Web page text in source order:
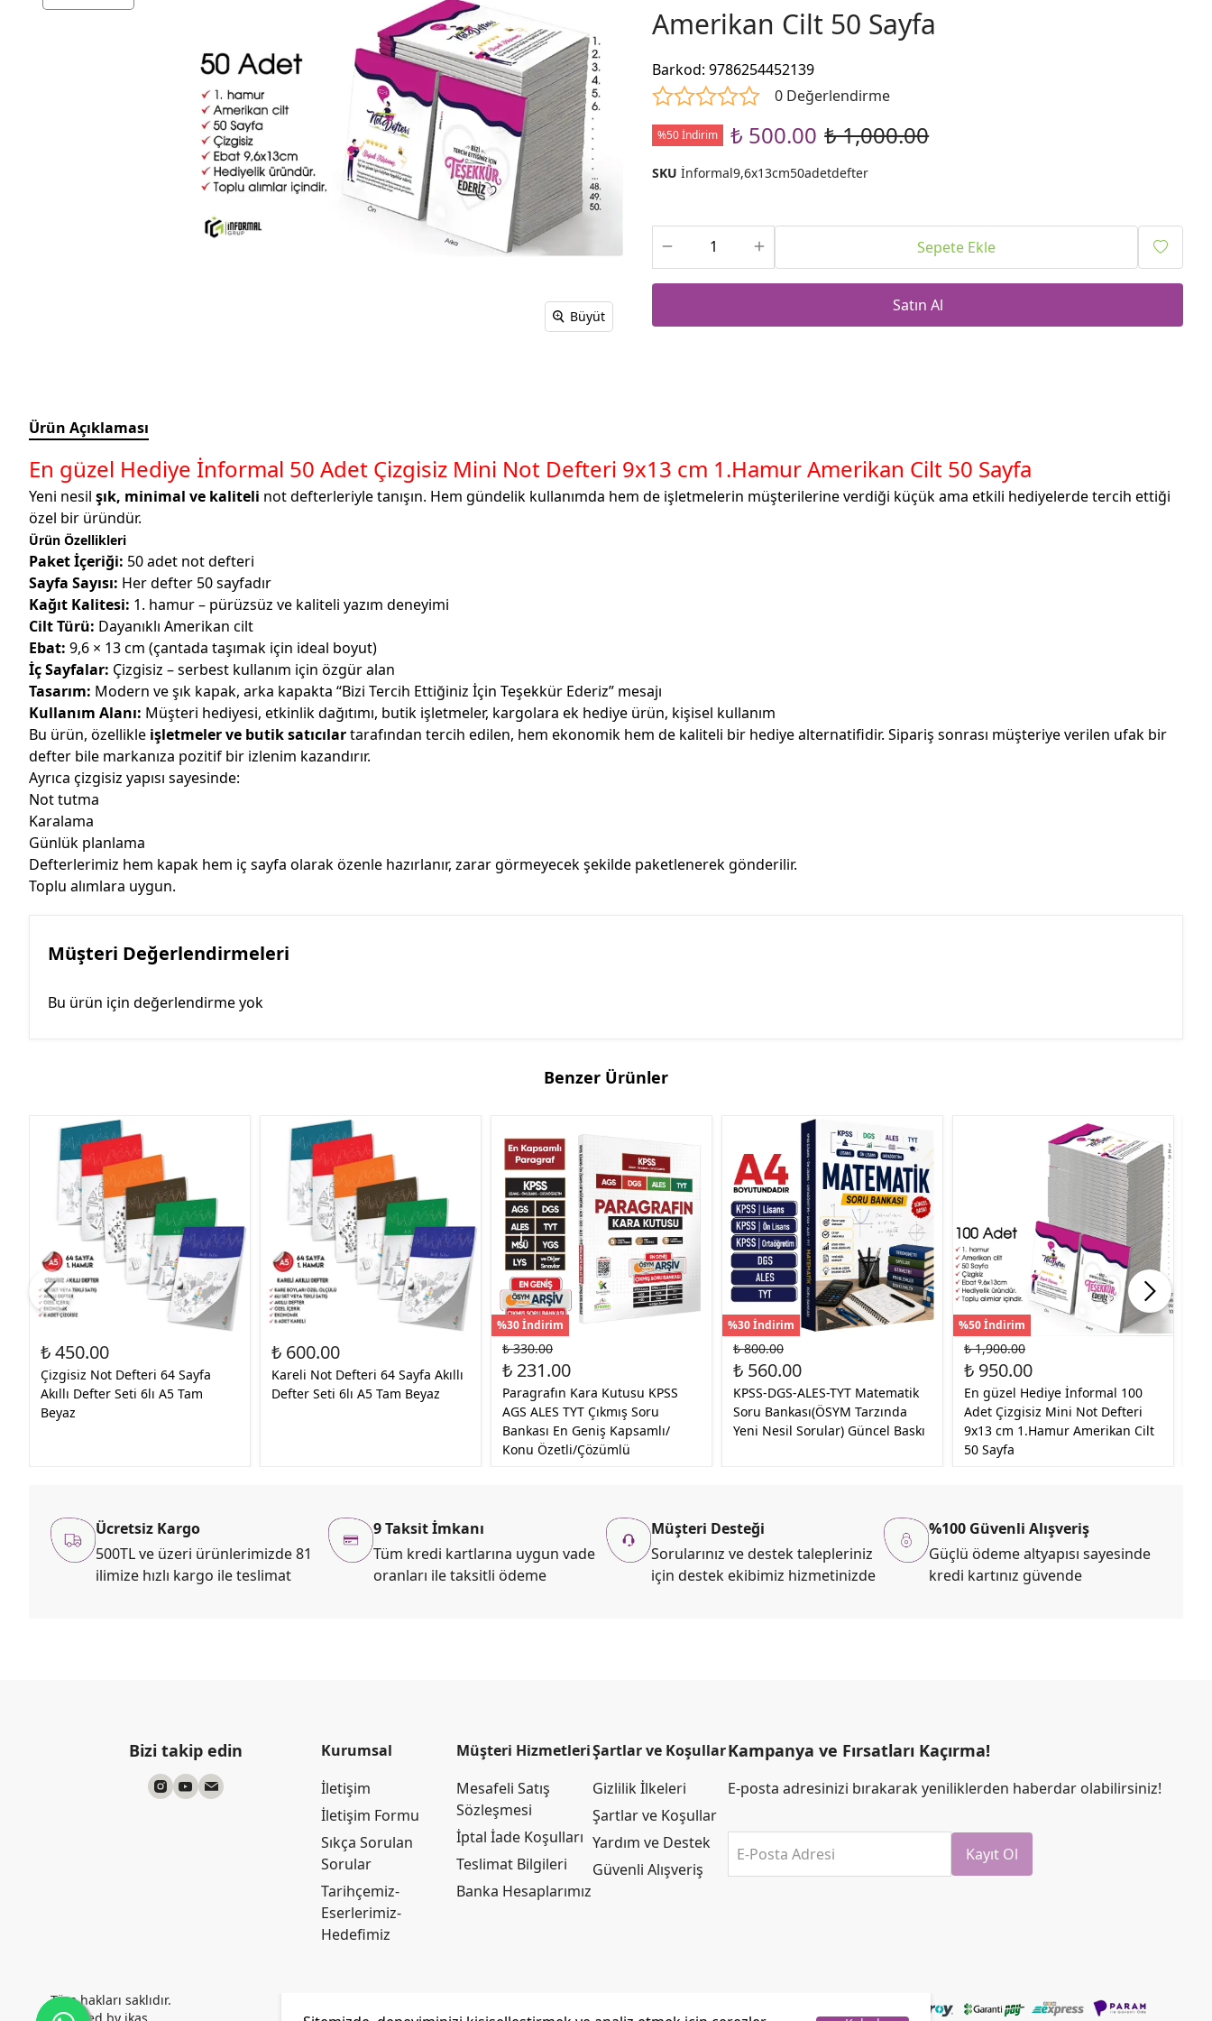
Büyüt
Amerikan Cilt 50 Sayfa
Barkod:9786254452139
0 Değerlendirme
%50 İndirim ₺ 500.00 ₺ 1,000.00
SKU İnformal9,6x13cm50adetdefter
Sepete Ekle
Satın Al
Ürün Açıklaması
En güzel Hediye İnformal 50 Adet Çizgisiz Mini Not Defteri 9x13 cm 1.Hamur Amerikan Cilt 50 Sayfa
Yeni nesil şık, minimal ve kaliteli not defterleriyle tanışın. Hem gündelik kullanımda hem de işletmelerin müşterilerine verdiği küçük ama etkili hediyelerde tercih ettiği
özel bir üründür.
Ürün Özellikleri
Paket İçeriği: 50 adet not defteri
Sayfa Sayısı: Her defter 50 sayfadır
Kağıt Kalitesi: 1. hamur – pürüzsüz ve kaliteli yazım deneyimi
Cilt Türü: Dayanıklı Amerikan cilt
Ebat: 9,6 × 13 cm (çantada taşımak için ideal boyut)
İç Sayfalar: Çizgisiz – serbest kullanım için özgür alan
Tasarım: Modern ve şık kapak, arka kapakta “Bizi Tercih Ettiğiniz İçin Teşekkür Ederiz” mesajı
Kullanım Alanı: Müşteri hediyesi, etkinlik dağıtımı, butik işletmeler, kargolara ek hediye ürün, kişisel kullanım
Bu ürün, özellikle işletmeler ve butik satıcılartarafından tercih edilen, hem ekonomik hem de kaliteli bir hediye alternatifidir. Sipariş sonrası müşteriye verilen ufak bir
defter bile markanıza pozitif bir izlenim kazandırır.
Ayrıca çizgisiz yapısı sayesinde:
Not tutma
Karalama
Günlük planlama
Defterlerimiz hem kapak hem iç sayfa olarak özenle hazırlanır, zarar görmeyecek şekilde paketlenerek gönderilir.
Toplu alımlara uygun.
Müşteri Değerlendirmeleri
Bu ürün için değerlendirme yok
Benzer Ürünler
₺ 450.00
Çizgisiz Not Defteri 64 Sayfa
Akıllı Defter Seti 6lı A5 Tam
Beyaz
₺ 600.00
Kareli Not Defteri 64 Sayfa Akıllı
Defter Seti 6lı A5 Tam Beyaz
%30 İndirim
₺ 330.00
₺ 231.00
Paragrafın Kara Kutusu KPSS
AGS ALES TYT Çıkmış Soru
Bankası En Geniş Kapsamlı/
Konu Özetli/Çözümlü
%30 İndirim
₺ 800.00
₺ 560.00
KPSS-DGS-ALES-TYT Matematik
Soru Bankası(ÖSYM Tarzında
Yeni Nesil Sorular) Güncel Baskı
%50 İndirim
₺ 1,900.00
₺ 950.00
En güzel Hediye İnformal 100
Adet Çizgisiz Mini Not Defteri
9x13 cm 1.Hamur Amerikan Cilt
50 Sayfa
Ücretsiz Kargo
500TL ve üzeri ürünlerimizde 81
ilimize hızlı kargo ile teslimat
9 Taksit İmkanı
Tüm kredi kartlarına uygun vade
oranları ile taksitli ödeme
Müşteri Desteği
Sorularınız ve destek talepleriniz
için destek ekibimiz hizmetinizde
%100 Güvenli Alışveriş
Güçlü ödeme altyapısı sayesinde
kredi kartınız güvende
Bizi takip edin
Kurumsal
İletişim
İletişim Formu
Sıkça Sorulan
Sorular
Tarihçemiz-
Eserlerimiz-
Hedefimiz
Müşteri Hizmetleri
Mesafeli Satış
Sözleşmesi
İptal İade Koşulları
Teslimat Bilgileri
Banka Hesaplarımız
Şartlar ve Koşullar
Gizlilik İlkeleri
Şartlar ve Koşullar
Yardım ve Destek
Güvenli Alışveriş
Kampanya ve Fırsatları Kaçırma!
E-posta adresinizi bırakarak yeniliklerden haberdar olabilirsiniz!
E-Posta Adresi Kayıt Ol
Tüm hakları saklıdır.
Powered by ikas